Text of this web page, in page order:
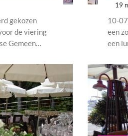
gekozen
de viering
Gemeen…
19
10-
een
een